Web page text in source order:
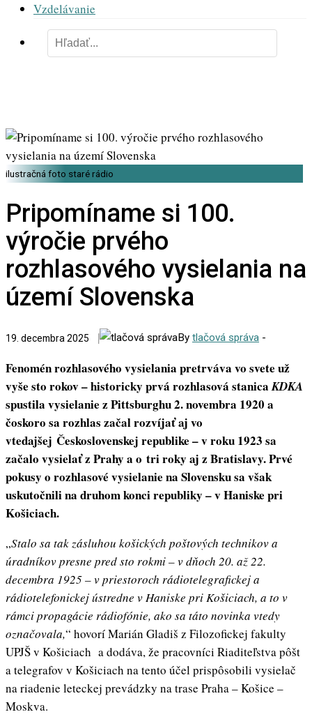
Vzdelávanie
ilustračná foto staré rádio
Pripomíname si 100.
výročie prvého
rozhlasového vysielania na
území Slovenska
19. decembra 2025 By tlačová správa -
Fenomén rozhlasového vysielania pretrváva vo svete už
vyše sto rokov – historicky prvá rozhlasová stanicaKDKA
spustila vysielanie z Pittsburghu 2. novembra 1920 a
čoskoro sa rozhlas začal rozvíjať aj vo
vtedajšej Československej republike – v roku 1923 sa
začalo vysielať z Prahy a o tri roky aj z Bratislavy. Prvé
pokusy o rozhlasové vysielanie na Slovensku sa však
uskutočnili na druhom konci republiky – v Haniske pri
Košiciach.
„Stalo sa tak zásluhou košických poštových technikov a
úradníkov presne pred sto rokmi – v dňoch 20. až 22.
decembra 1925 – v priestoroch rádiotelegrafickej a
rádiotelefonickej ústredne v Haniske pri Košiciach, a to v
rámci propagácie rádiofónie, ako sa táto novinka vtedy
označovala,“ hovorí Marián Gladiš z Filozofickej fakulty
UPJŠ v Košiciach a dodáva, že pracovníci Riaditeľstva pôšt
a telegrafov v Košiciach na tento účel prispôsobili vysielač
na riadenie leteckej prevádzky na trase Praha – Košice –
Moskva.